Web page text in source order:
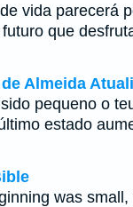
vida parecerá
que
Almeida
pequeno o
estado
was